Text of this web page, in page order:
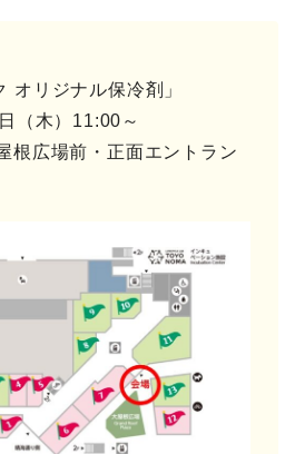
オリジナル保冷剤」
（木）11:00～
根広場前・正面エントラン